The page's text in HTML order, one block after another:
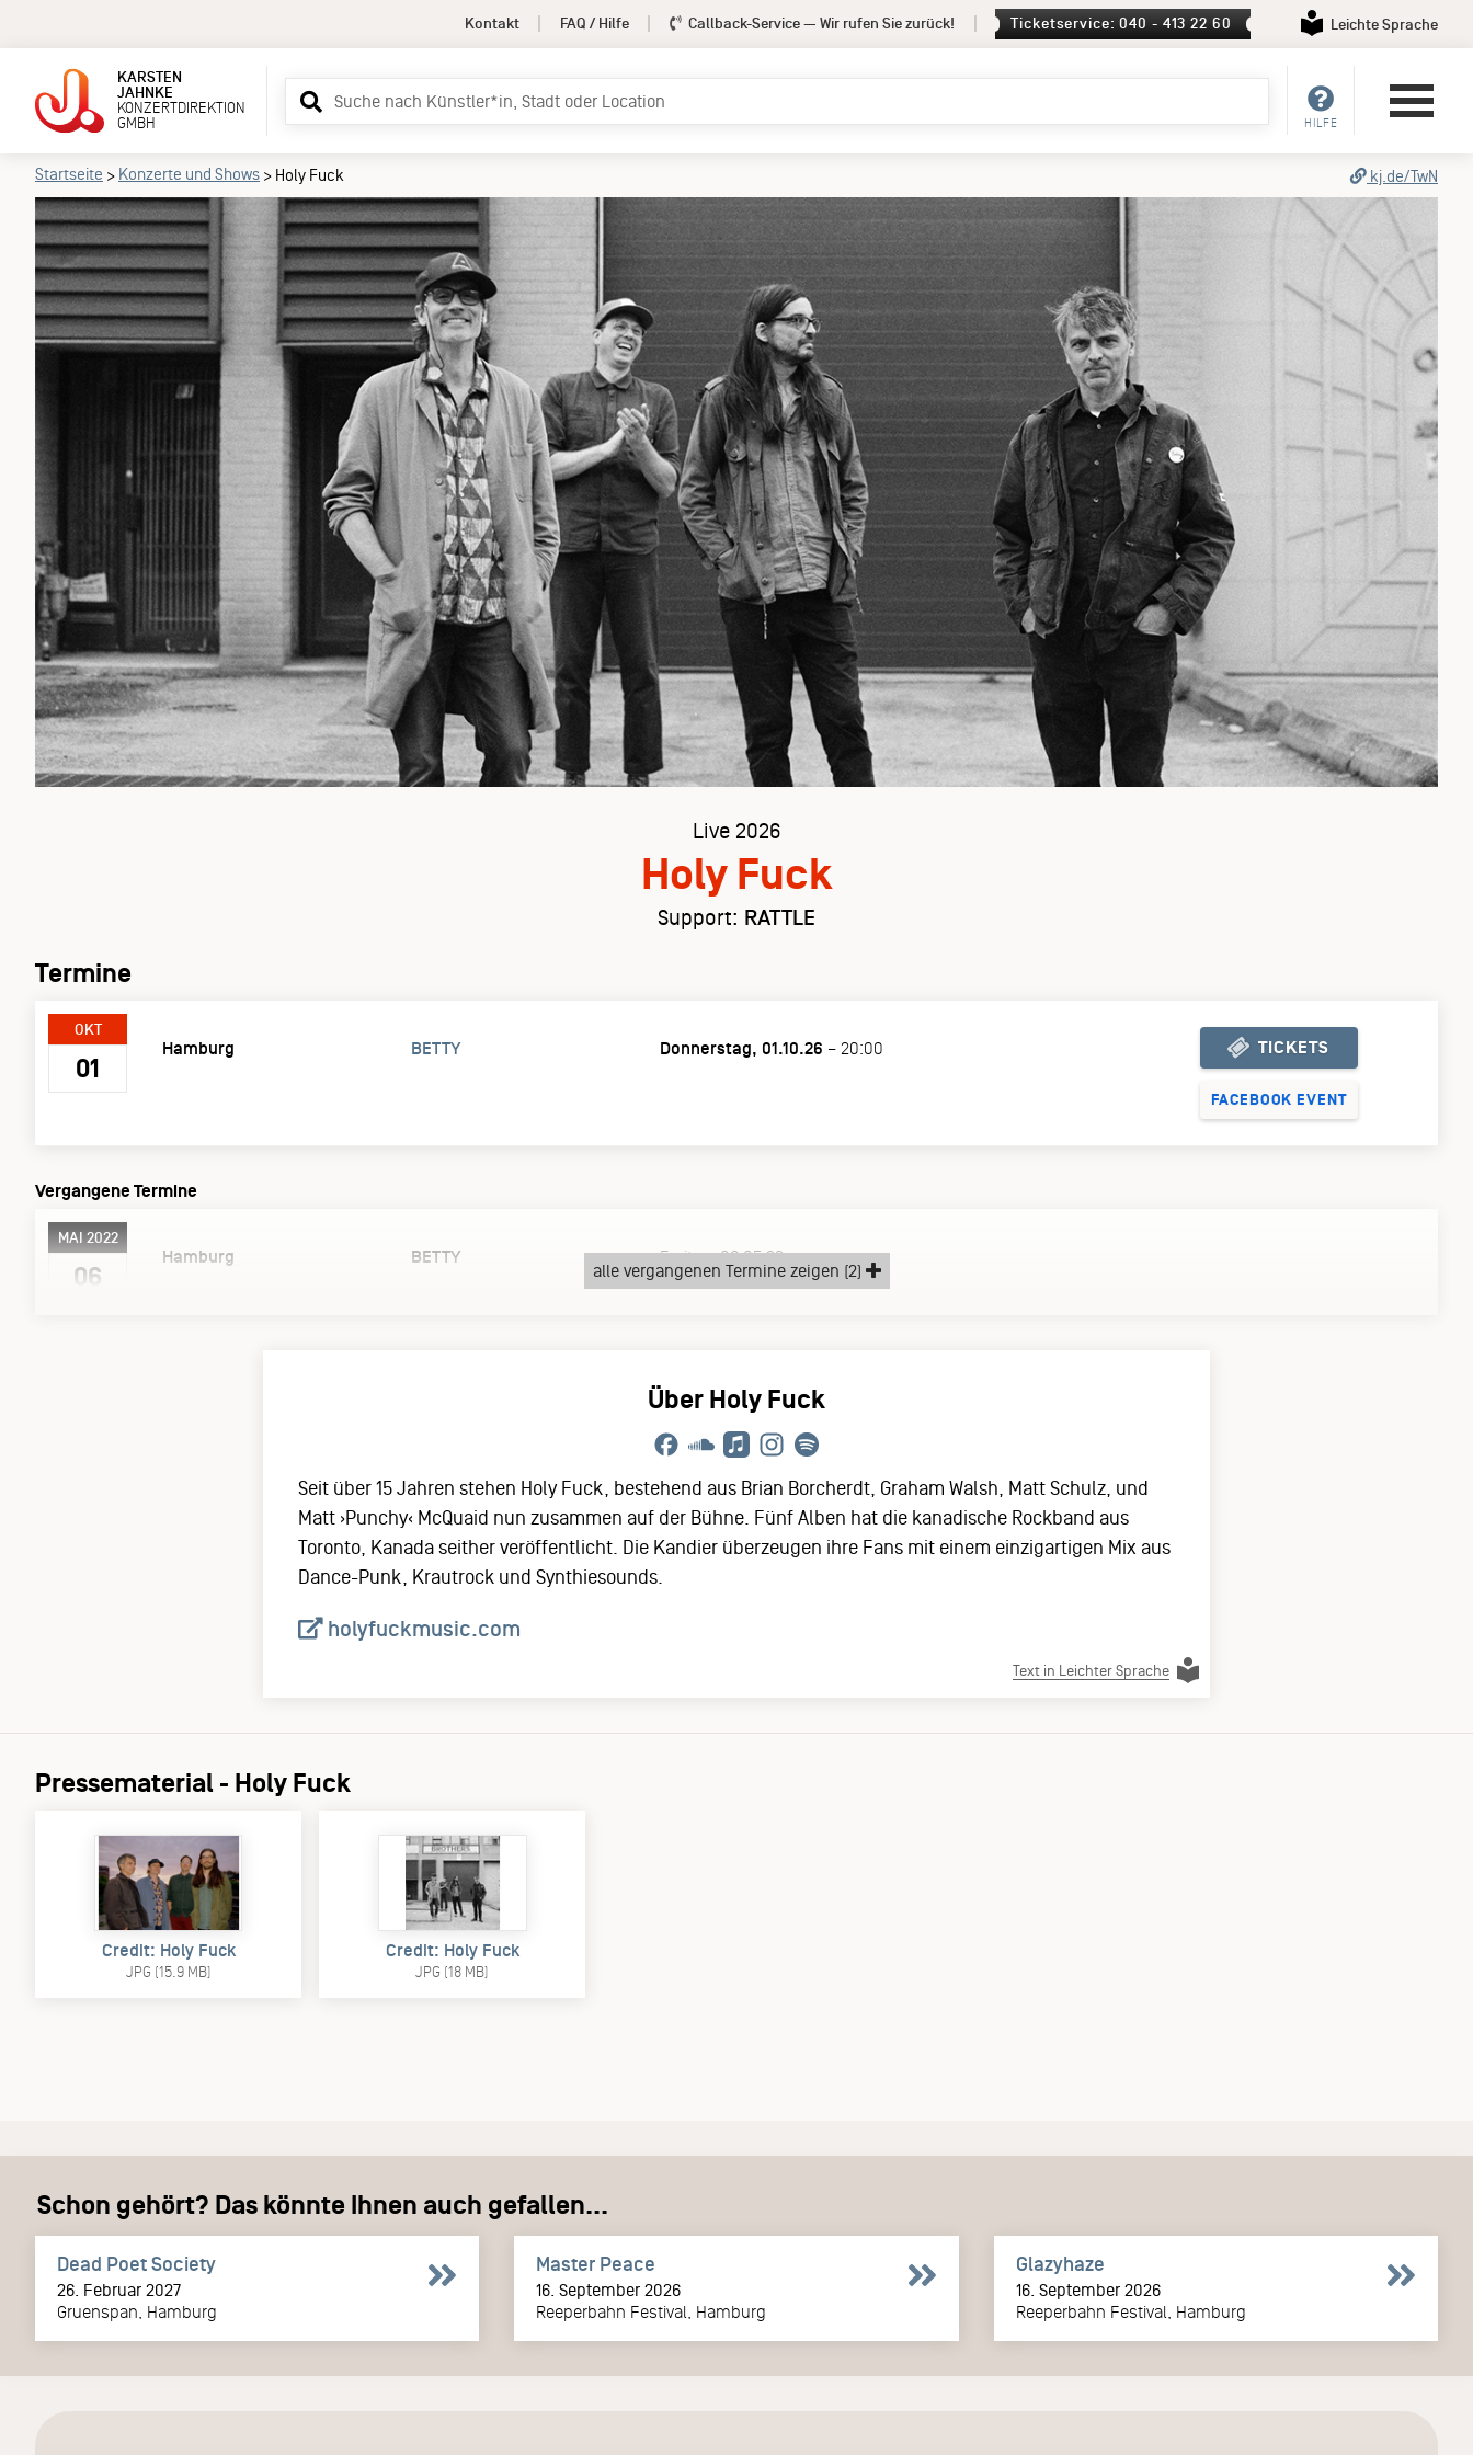
Kontakt FAQ / Hilfe Callback-Service — Wir rufen Sie zurück! Ticketservice: 040 - 413 22 60 Leichte Sprache
KARSTEN
JAHNKE
KONZERTDIREKTION
GMBH
Suchbegriff
eingeben
HILFE
Startseite > Konzerte und Shows > Holy Fuck kj.de/TwN
Live 2026
Holy Fuck
Support: RATTLE
Termine
OKT
01
Hamburg BETTY Donnerstag, 01.10.26 – 20:00 TICKETS
KJ TICKETSHOP
FACEBOOK EVENT
Vergangene Termine
MAI 2022
06
Hamburg BETTY Freitag, 06.05.22
alle vergangenen Termine zeigen (2)
Über Holy Fuck
Seit über 15 Jahren stehen Holy Fuck, bestehend aus Brian Borcherdt, Graham Walsh, Matt Schulz, und
Matt ›Punchy‹ McQuaid nun zusammen auf der Bühne. Fünf Alben hat die kanadische Rockband aus
Toronto, Kanada seither veröffentlicht. Die Kandier überzeugen ihre Fans mit einem einzigartigen Mix aus
Dance-Punk, Krautrock und Synthiesounds.
holyfuckmusic.com
Text in Leichter Sprache
Pressematerial - Holy Fuck
Credit: Holy Fuck
JPG (15.9 MB)
Credit: Holy Fuck
JPG (18 MB)
Schon gehört? Das könnte Ihnen auch gefallen...
Dead Poet Society
26. Februar 2027
Gruenspan, Hamburg
Master Peace
16. September 2026
Reeperbahn Festival, Hamburg
Glazyhaze
16. September 2026
Reeperbahn Festival, Hamburg